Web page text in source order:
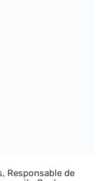
Responsable de